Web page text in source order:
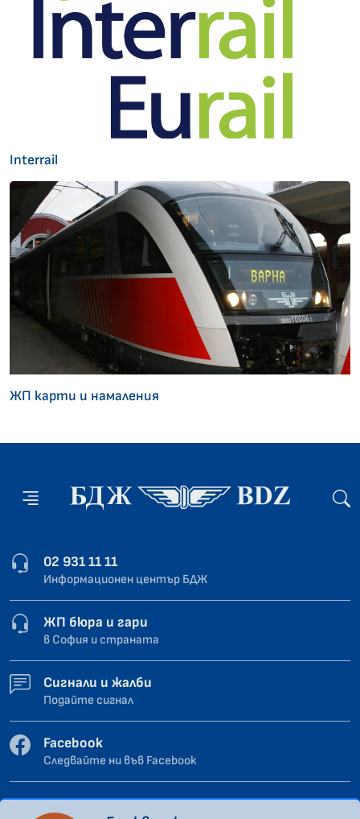
Interrail
ЖП карти и намаления
02 931 11 11
Информационен център БДЖ
ЖП бюра и гари
в София и страната
Сигнали и жалби
Подайте сигнал
Facebook
Следвайте ни във Facebook